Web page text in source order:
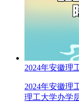
2024年安徽理
2024年安徽理
理工大学办学